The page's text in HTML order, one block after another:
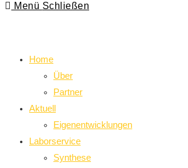
Menü Schließen
Home
Über
Partner
Aktuell
Eigenentwicklungen
Laborservice
Synthese